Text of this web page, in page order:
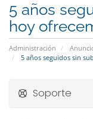
5 años
hoy
Administración
5 años seguidos sin
Soporte